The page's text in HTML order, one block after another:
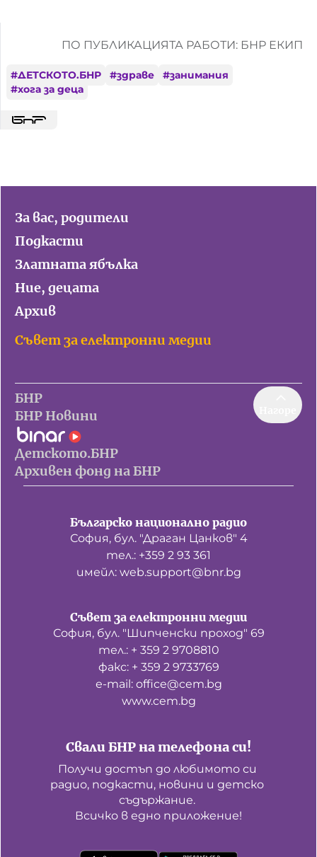
ПО ПУБЛИКАЦИЯТА РАБОТИ: БНР ЕКИП
#ДЕТСКОТО.БНР #здраве #занимания
#хога за деца
За вас, родители
Подкасти
Златната ябълка
Ние, децата
Архив
Съвет за електронни медии
БНР
БНР Новини
Детското.БНР
Архивен фонд на БНР
Българско национално радио
София, бул. "Драган Цанков" 4
тел.: +359 2 93 361
имейл: web.support@bnr.bg
Свали БНР на телефона си!
Получи достъп до любимото си
радио, подкасти, новини и детско
съдържание.
Всичко в едно приложение!
Съвет за електронни медии
София, бул. "Шипченски проход" 69
тел.: + 359 2 9708810
факс: + 359 2 9733769
е-mail: office@cem.bg
www.cem.bg